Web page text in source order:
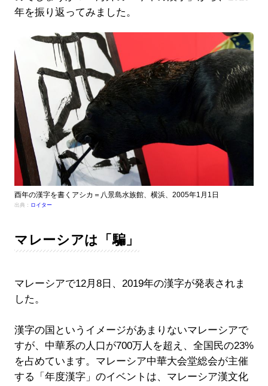
年を振り返ってみました。
酉年の漢字を書くアシカ＝八景島水族館、横浜、2005年1月1日
出典： ロイター
マレーシアは「騙」
マレーシアで12月8日、2019年の漢字が発表されま
した。
漢字の国というイメージがあまりないマレーシアで
すが、中華系の人口が700万人を超え、全国民の23%
を占めています。マレーシア中華大会堂総会が主催
する「年度漢字」のイベントは、マレーシア漢文化